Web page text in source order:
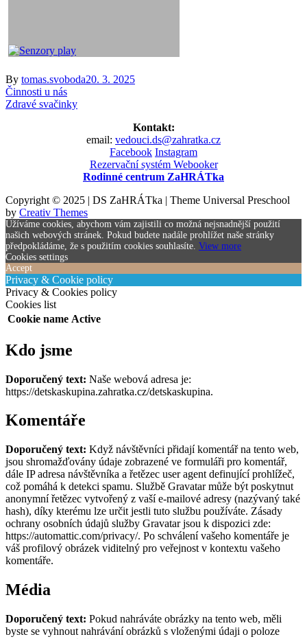
By tomas.svoboda20. 3. 2025
Navigace
pro
Činnosti u nás
Zdravé svačinky
Kontakt:
email: vedouci.ds@zahratka.cz
Facebook Instagram
Rezervační systém Webooker
Rodinné centrum ZaHRÁTka
Copyright © 2025 | DS ZaHRÁTka | Theme Universal Preschool
by Creativ Themes
Užíváme cookies, abychom vám zajistili co možná nejsnadnější použití
našich webových stránek. Pokud budete nadále prohlížet naše stránky
předpokládáme, že s použitím cookies souhlasíte. View more
Cookies settings
Accept
Privacy & Cookie policy
Privacy & Cookies policy
Cookies list
Cookie name Active
Kdo jsme
Doporučený text: Naše webová adresa je:
https://detskaskupina.zahratka.cz/detskaskupina.
Komentáře
Doporučený text: Když návštěvníci přidají komentář na tento web,
jsou shromažďovány údaje zobrazené ve formuláři pro komentář,
dále IP adresa návštěvníka a řetězec user agent definující prohlížeč,
což pomáhá k detekci spamu. Službě Gravatar může být poskytnut
anonymní řetězec vytvořený z vaší e-mailové adresy (nazývaný také
hash), díky kterému lze určit jestli tuto službu používáte. Zásady
ochrany osobních údajů služby Gravatar jsou k dispozici zde:
https://automattic.com/privacy/. Po schválení vašeho komentáře je
váš profilový obrázek viditelný pro veřejnost v kontextu vašeho
komentáře.
Média
Doporučený text: Pokud nahráváte obrázky na tento web, měli
byste se vyhnout nahrávání obrázků s vloženými údaji o poloze